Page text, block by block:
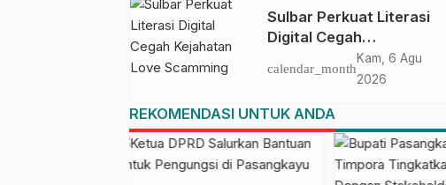
Sulbar Perkuat Literasi
Digital Cegah
Kejahatan Love
Scamming
calendar_month
Kam, 6 Agu
2026
REKOMENDASI UNTUK ANDA